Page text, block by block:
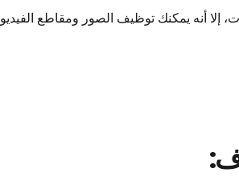
أنه يمكنك توظيف الصور ومقاطع